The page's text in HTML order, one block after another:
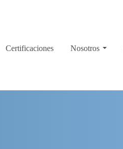
Certificaciones Nosotros